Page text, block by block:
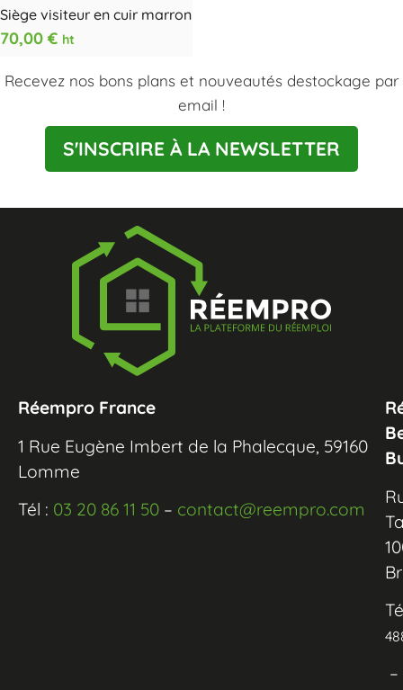
Siège visiteur en cuir marron
70,00 € ht
Recevez nos bons plans et nouveautés destockage par
email !
S'INSCRIRE À LA NEWSLETTER
Réempro France
1 Rue Eugène Imbert de la Phalecque, 59160
Lomme
Tél : 03 20 86 11 50 – contact@reempro.com
–